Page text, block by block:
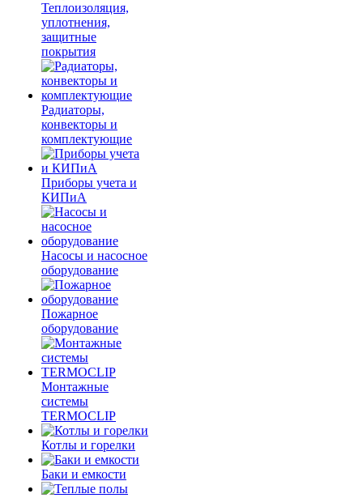
Теплоизоляция,
уплотнения,
защитные
покрытия
Радиаторы,
конвекторы и
комплектующие
Приборы учета и
КИПиА
Насосы и насосное
оборудование
Пожарное
оборудование
Монтажные
системы
TERMOCLIP
Котлы и горелки
Баки и емкости